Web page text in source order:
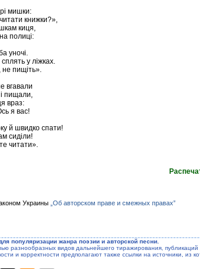
мишки:
книжки?»,
киця,
полиці:
уночі.
сплять у ліжках.
пищіть».
вгавали
пищали,
враз:
я вас!
й швидко спати!
сиділи!
читати».
Украины „Об авторском праве и смежных правах”
популяризации жанра поэзии и авторской песни.
видов дальнейшего тиражирования, публикаций
и корректности предполагают также ссылки на источники, из